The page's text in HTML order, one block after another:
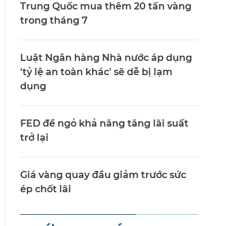
trong tháng 7
Luật Ngân hàng Nhà nước áp dụng
'tỷ lệ an toàn khác' sẽ dễ bị lạm
dụng
FED để ngỏ khả năng tăng lãi suất
trở lại
Giá vàng quay đầu giảm trước sức
ép chốt lãi